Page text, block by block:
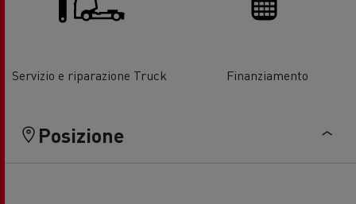
Servizio e riparazione Truck Finanziamento
Posizione